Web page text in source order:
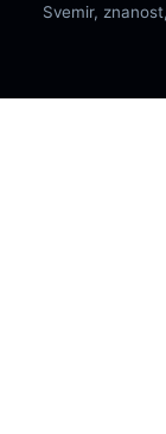
Svemir,